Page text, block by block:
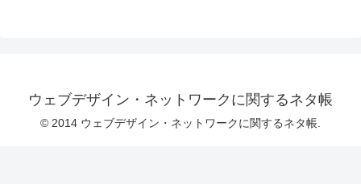
ウェブデザイン・ネットワークに関するネタ帳
© 2014 ウェブデザイン・ネットワークに関するネタ帳.